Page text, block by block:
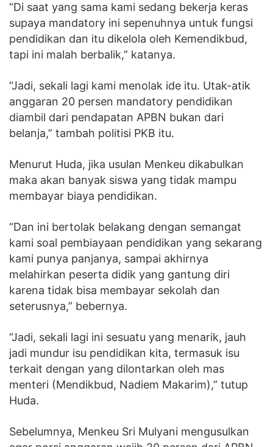
“Di saat yang sama kami sedang bekerja keras
supaya mandatory ini sepenuhnya untuk fungsi
pendidikan dan itu dikelola oleh Kemendikbud,
tapi ini malah berbalik,” katanya.
“Jadi, sekali lagi kami menolak ide itu. Utak-atik
anggaran 20 persen mandatory pendidikan
diambil dari pendapatan APBN bukan dari
belanja,” tambah politisi PKB itu.
Menurut Huda, jika usulan Menkeu dikabulkan
maka akan banyak siswa yang tidak mampu
membayar biaya pendidikan.
“Dan ini bertolak belakang dengan semangat
kami soal pembiayaan pendidikan yang sekarang
kami punya panjanya, sampai akhirnya
melahirkan peserta didik yang gantung diri
karena tidak bisa membayar sekolah dan
seterusnya,” bebernya.
“Jadi, sekali lagi ini sesuatu yang menarik, jauh
jadi mundur isu pendidikan kita, termasuk isu
terkait dengan yang dilontarkan oleh mas
menteri (Mendikbud, Nadiem Makarim),” tutup
Huda.
Sebelumnya, Menkeu Sri Mulyani mengusulkan